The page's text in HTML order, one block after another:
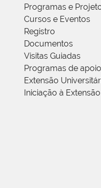
Programas e
Cursos e Eventos
Registro
Documentos
Visitas Guiadas
Programas de
Extensão
Iniciação à Extensão